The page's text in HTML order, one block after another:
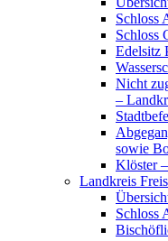
Schloss
Schloss
Edelsitz
Nicht
–
sowie
Klöster
Landkreis
Schloss